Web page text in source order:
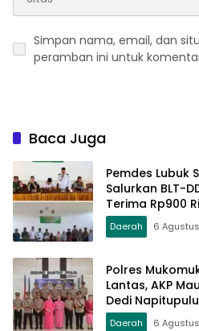
Simpan nama, email, dan
peramban ini untuk
Baca Juga
Pemdes Lubuk
Salurkan BLT-
Terima Rp900
Daerah 6
Polres
Lantas, AKP
Dedi
Daerah 6